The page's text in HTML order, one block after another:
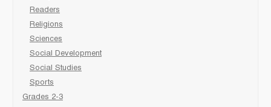
Readers
Religions
Sciences
Social Development
Social Studies
Sports
Grades 2-3